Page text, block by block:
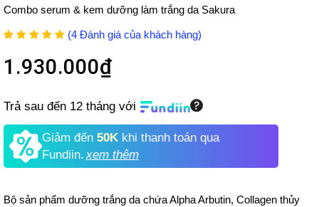
Combo serum & kem dưỡng làm trắng da Sakura
(4 Đánh giá của khách hàng)
1.930.000₫
Trả sau đến 12 tháng với
Giảm đến 50K khi thanh toán qua
Fundiin. xem thêm
Bộ sản phẩm dưỡng trắng da chứa Alpha Arbutin, Collagen thủy